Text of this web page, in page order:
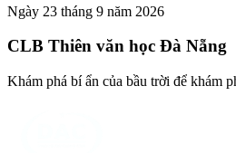
Ngày 23 tháng 9 năm 2026
CLB Thiên văn học Đà Nẵng
Khám phá bí ẩn của bầu trời để khám